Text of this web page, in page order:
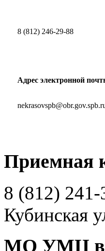
8 (812) 246-29-88
Адрес электронной
Приемная
8 (812) 241-
Кубинская
МО УМЦ в